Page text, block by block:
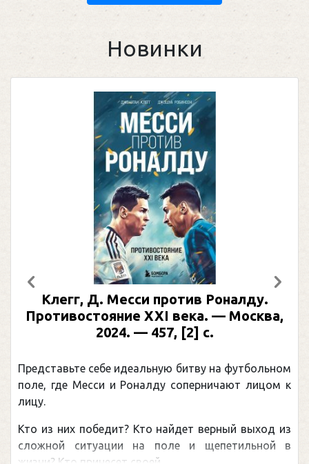
Новинки
Клегг, Д. Месси против Роналду.
Противостояние XXI века. — Москва,
2024. — 457, [2] с.
Представьте себе идеальную битву на футбольном
поле, где Месси и Роналду соперничают лицом к
лицу.
Кто из них победит? Кто найдет верный выход из
сложной ситуации на поле и щепетильной в
Предыдущий